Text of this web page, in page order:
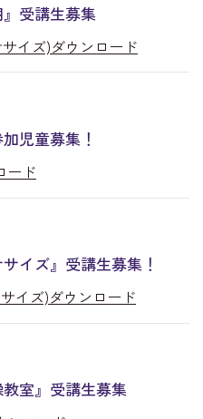
受講生募集
イズ)ダウンロード
児童募集！
ード
イズ』受講生募集！
イズ)ダウンロード
室』受講生募集